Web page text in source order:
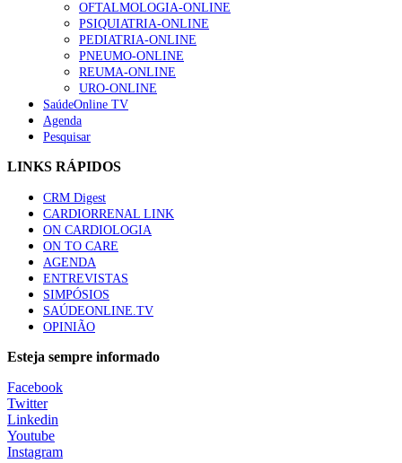
OFTALMOLOGIA-ONLINE
PSIQUIATRIA-ONLINE
PEDIATRIA-ONLINE
PNEUMO-ONLINE
REUMA-ONLINE
URO-ONLINE
SaúdeOnline TV
Agenda
Pesquisar
LINKS RÁPIDOS
CRM Digest
CARDIORRENAL LINK
ON CARDIOLOGIA
ON TO CARE
AGENDA
ENTREVISTAS
SIMPÓSIOS
SAÚDEONLINE.TV
OPINIÃO
Esteja sempre informado
Facebook
Twitter
Linkedin
Youtube
Instagram